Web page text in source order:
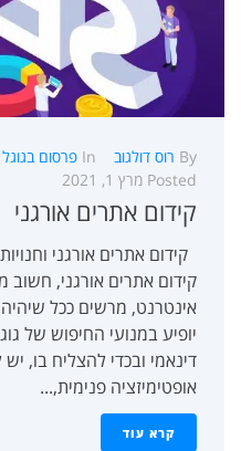
By רוס דולגוב In פרסום בגוגל
Posted מרץ 1, 2021
קידום אתרים אורגני
קידום אתרים אורגני,
אינטרנט, מרשים ככל
יופיע במנועי החיפוש של
דינאמי ובכדי להצליח בו,
אופטימיזציה פנימית,...
קרא עוד